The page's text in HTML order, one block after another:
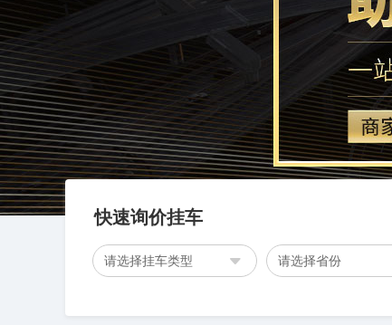
快速询价挂车
请选择挂车类型 请选择省份